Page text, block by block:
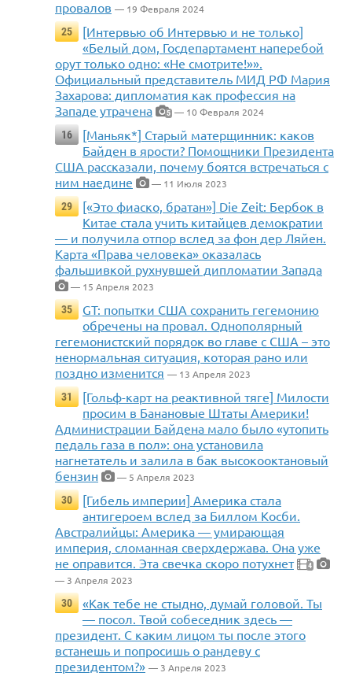
провалов — 19 Февраля 2024
25
[Интервью об Интервью и не только]
«Белый дом, Госдепартамент наперебой
орут только одно: «Не смотрите!»».
Официальный представитель МИД РФ Мария
Захарова: дипломатия как профессия на
Западе утрачена
5 — 10 Февраля 2024
16
[Маньяк*] Старый матерщинник: каков
Байден в ярости? Помощники Президента
США рассказали, почему боятся встречаться с
ним наедине
— 11 Июля 2023
29
[«Это фиаско, братан»] Die Zeit: Бербок в
Китае стала учить китайцев демократии
— и получила отпор вслед за фон дер Ляйен.
Карта «Права человека» оказалась
фальшивкой рухнувшей дипломатии Запада
— 15 Апреля 2023
35
GT: попытки США сохранить гегемонию
обречены на провал. Однополярный
гегемонистский порядок во главе с США – это
ненормальная ситуация, которая рано или
поздно изменится — 13 Апреля 2023
31
[Гольф-карт на реактивной тяге] Милости
просим в Банановые Штаты Америки!
Администрации Байдена мало было «утопить
педаль газа в пол»: она установила
нагнетатель и залила в бак высокооктановый
бензин
— 5 Апреля 2023
30
[Гибель империи] Америка стала
антигероем вслед за Биллом Косби.
Австралийцы: Америка — умирающая
империя, сломанная сверхдержава. Она уже
не оправится. Эта свечка скоро потухнет
4
— 3 Апреля 2023
30
«Как тебе не стыдно, думай головой. Ты
— посол. Твой собеседник здесь —
президент. С каким лицом ты после этого
встанешь и попросишь о рандеву с
президентом?» — 3 Апреля 2023